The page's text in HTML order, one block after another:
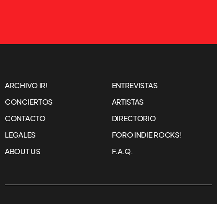
ARCHIVO IR!
ENTREVISTAS
CONCIERTOS
ARTISTAS
CONTACTO
DIRECTORIO
LEGALES
FORO INDIE ROCKS!
ABOUT US
F.A.Q.